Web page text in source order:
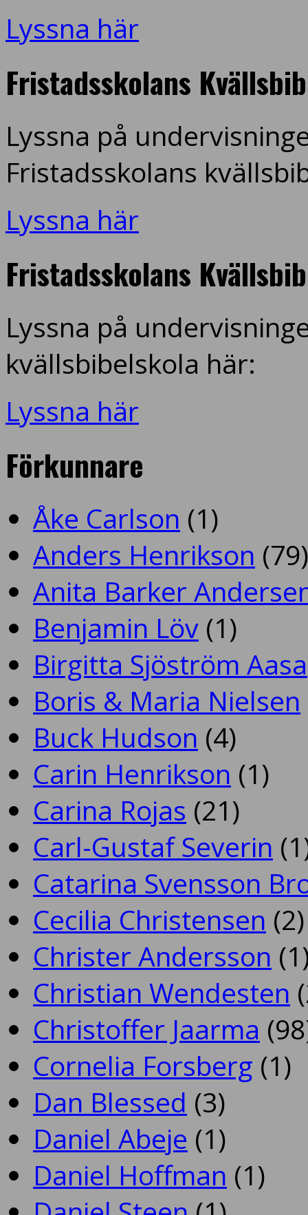
Lyssna här
Fristadsskolans
Lyssna på
Fristadsskolans
Lyssna här
Fristadsskolans
Lyssna på
kvällsbibelskola här:
Lyssna här
Förkunnare
Åke Carlson (1)
Anders Henrikson (79)
Anita Barker
Benjamin Löv (1)
Birgitta Sjöström Aasa
Boris & Maria Nielsen
Buck Hudson (4)
Carin Henrikson (1)
Carina Rojas (21)
Carl-Gustaf Severin
Catarina Svensson
Cecilia Christensen (2)
Christer Andersson
Christian Wendesten
Christoffer Jaarma
Cornelia Forsberg (1)
Dan Blessed (3)
Daniel Abeje (1)
Daniel Hoffman (1)